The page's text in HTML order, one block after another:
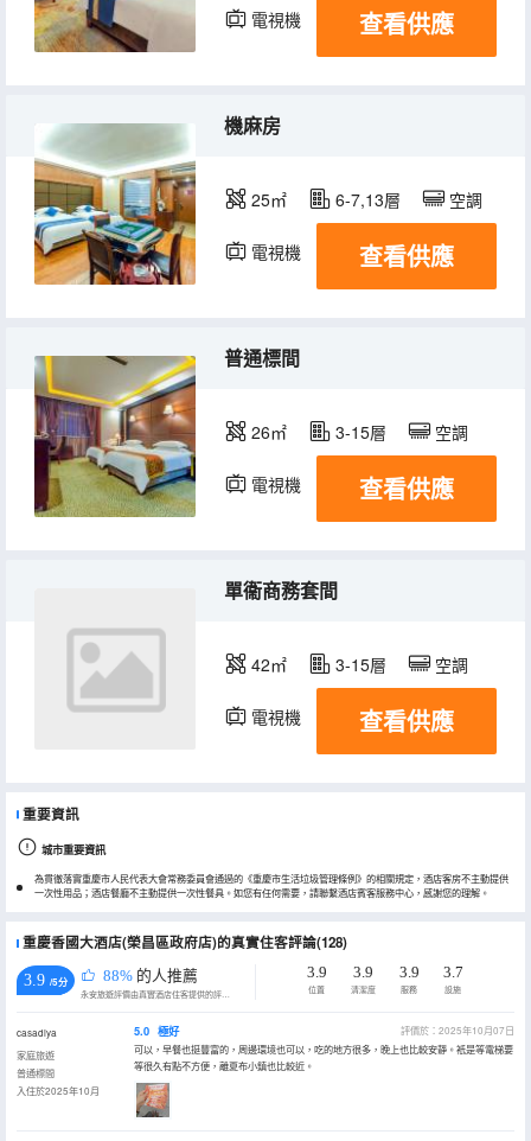
電視機 查看供應
機麻房
25㎡ 6-7,13層 空調
電視機 查看供應
普通標間
26㎡ 3-15層 空調
電視機 查看供應
單衞商務套間
42㎡ 3-15層 空調
電視機 查看供應
重要資訊
城市重要資訊
為貫徹落實重慶市人民代表大會常務委員會通過的《重慶市生活垃圾管理條例》的相關規定，酒店客房不主動提供
一次性用品；酒店餐廳不主動提供一次性餐具。如您有任何需要，請聯繫酒店賓客服務中心，感謝您的理解。
重慶香國大酒店(榮昌區政府店)的真實住客評論(128)
3.9 /5分 88% 的人推薦
永安旅遊評價由真實酒店住客提供的評價。
3.9
位置
3.9
清潔度
3.9
服務
3.7
設施
casadiya
家庭旅遊
普通標間
入住於2025年10月
5.0 極好
評價於：2025年10月07日
可以，早餐也挺豐富的，周邊環境也可以，吃的地方很多，晚上也比較安靜。衹是等電梯要
等很久有點不方便，離夏布小鎮也比較近。